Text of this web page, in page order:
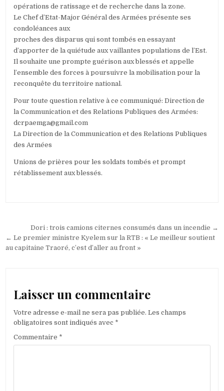
opérations de ratissage et de recherche dans la zone.
Le Chef d’Etat-Major Général des Armées présente ses
condoléances aux
proches des disparus qui sont tombés en essayant
d’apporter de la quiétude aux vaillantes populations de l’Est.
Il souhaite une prompte guérison aux blessés et appelle
l’ensemble des forces à poursuivre la mobilisation pour la
reconquête du territoire national.
Pour toute question relative à ce communiqué: Direction de
la Communication et des Relations Publiques des Armées:
dcrpaemga@gmail.com
La Direction de la Communication et des Relations Publiques
des Armées
Unions de prières pour les soldats tombés et prompt
rétablissement aux blessés.
Navigation
de
l’article
Dori : trois camions citernes consumés dans un incendie →
← Le premier ministre Kyelem sur la RTB : « Le meilleur soutient
au capitaine Traoré, c’est d’aller au front »
Laisser un commentaire
Votre adresse e-mail ne sera pas publiée. Les champs
obligatoires sont indiqués avec *
Commentaire *